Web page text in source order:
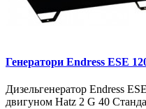
Генератори Endress ESE
Дизельгенератор Endress
двигуном Hatz 2 G 40